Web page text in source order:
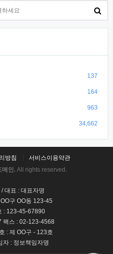
137
164
963
34,662
방침
서비스이용약관
메인. All rights reserved.
대표 : 대표자명
구 OO동 123-45
: 123-45-67890
팩스 : 02-123-4568
: 제 OO구 - 123호
자 : 정보책임자명